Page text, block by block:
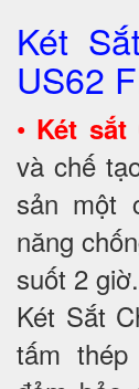
Két
US62
• Két sắt
và chế
sản một
năng
suốt 2 giờ.
Két Sắt
tấm